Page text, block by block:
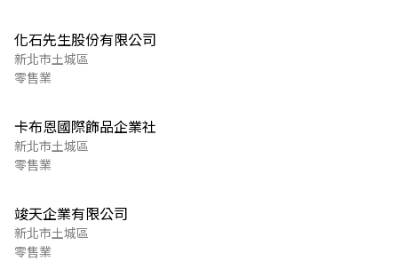
化石先生股份有限公司
新北市土城區
零售業
卡布恩國際飾品企業社
新北市土城區
零售業
竣天企業有限公司
新北市土城區
零售業